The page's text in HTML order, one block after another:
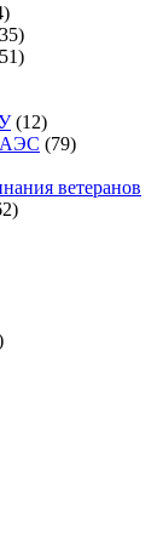
(12)
(79)
ветеранов